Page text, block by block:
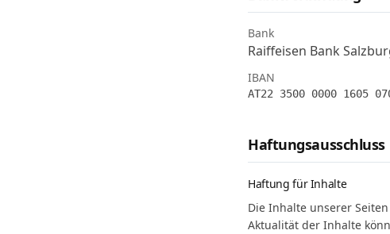
Bank
Raiffeisen Bank
IBAN
AT22 3500 0000 1605
Haftungsausschluss
Haftung für Inhalte
Die Inhalte unserer
Aktualität der Inhalte